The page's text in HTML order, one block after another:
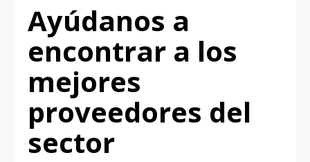
Ayúdanos a
encontrar a los
mejores
proveedores del
sector